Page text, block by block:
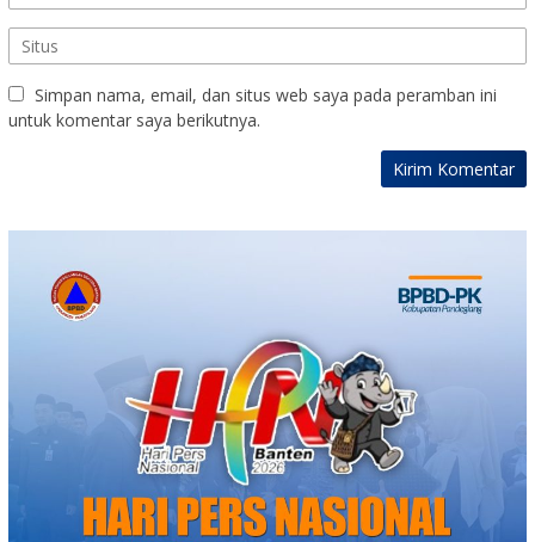
Simpan nama, email, dan situs web saya pada peramban ini
untuk komentar saya berikutnya.